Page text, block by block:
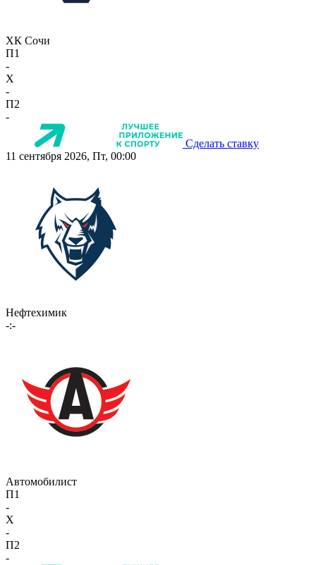
ХК Сочи
П1
-
X
-
П2
-
Сделать ставку
11 сентября 2026, Пт, 00:00
Нефтехимик
-:-
Автомобилист
П1
-
X
-
П2
-